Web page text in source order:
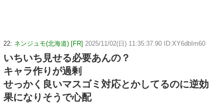
22: ネンジュモ(北海道) [FR] 2025/11/02(日) 11:35:37.90 ID:XY6dbIm60
いちいち見せる必要あんの？
キャラ作りが過剰
せっかく良いマスゴミ対応とかしてるのに逆効
果になりそうで心配